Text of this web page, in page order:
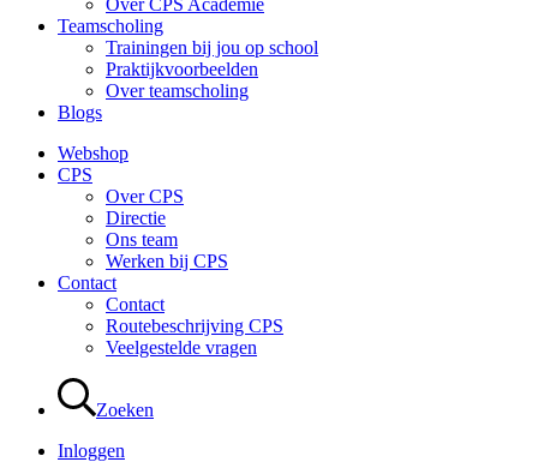
Teamscholing
Trainingen bij jou op school
Praktijkvoorbeelden
Over teamscholing
Blogs
Webshop
CPS
Over CPS
Directie
Ons team
Werken bij CPS
Contact
Contact
Routebeschrijving CPS
Veelgestelde vragen
Zoeken
Inloggen